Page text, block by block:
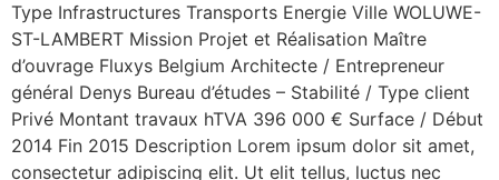
Type Infrastructures Transports Energie Ville WOLUWE-
ST-LAMBERT Mission Projet et Réalisation Maître
d’ouvrage Fluxys Belgium Architecte / Entrepreneur
général Denys Bureau d’études – Stabilité / Type client
Privé Montant travaux hTVA 396 000 € Surface / Début
2014 Fin 2015 Description Lorem ipsum dolor sit amet,
consectetur adipiscing elit. Ut elit tellus, luctus nec